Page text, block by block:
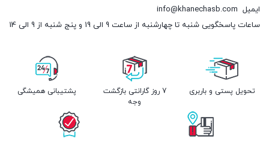
ایمیل info@khanechasb.com
ساعات پاسخگویی شنبه تا چهارشنبه از ساعت 9 الی 19 و پنج شنبه از 9 الی 14
تحویل پستی و باربری
7 روز گارانتی بازگشت
وجه
پشتیبانی همیشگی